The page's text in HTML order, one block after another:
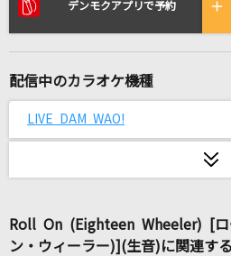
奏(かなで)
君色(ビデオクリップバージョ
Da-iCE
[生音]PIECE OF MY WISH
今井美樹
FireFly
シクフォニ
デンモクアプリで予約
配信中のカラオケ機種
LIVE DAM WAO!
Roll On (Eighteen Wheeler) [ロ
ン・ウィーラー)](生音)に関連す